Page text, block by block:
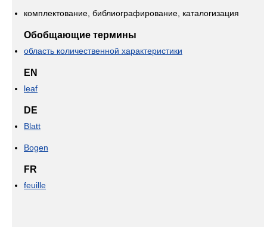
комплектование, библиографирование, каталогизация
Обобщающие термины
область количественной характеристики
EN
leaf
DE
Blatt
Bogen
FR
feuille